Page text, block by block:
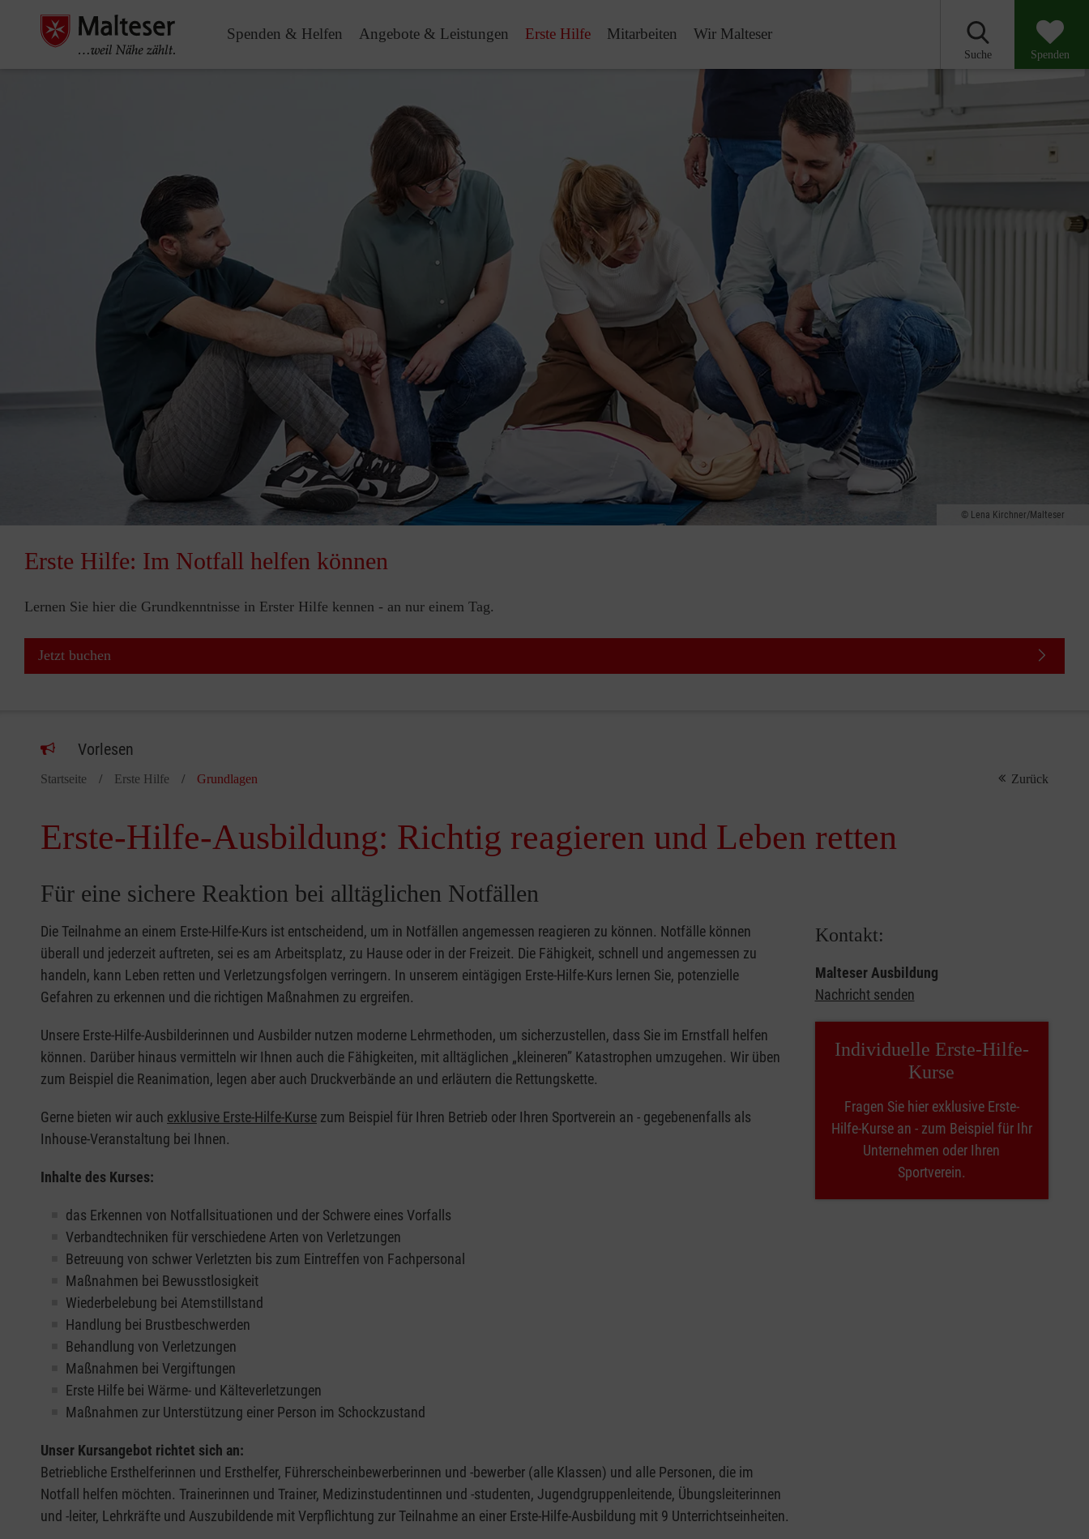
Spenden & Helfen Angebote & Leistungen Erste Hilfe Mitarbeiten Wir Malteser
Suche Spenden
Lena Kirchner/Malteser
Erste Hilfe: Im Notfall helfen können
Lernen Sie hier die Grundkenntnisse in Erster Hilfe kennen - an nur einem Tag.
Jetzt buchen
Vorlesen
Startseite Erste Hilfe Grundlagen Zurück
Erste-Hilfe-Ausbildung: Richtig reagieren und Leben retten
Für eine sichere Reaktion bei alltäglichen Notfällen
Die Teilnahme an einem Erste-Hilfe-Kurs ist entscheidend, um in Notfällen angemessen reagieren zu können. Notfälle können
überall und jederzeit auftreten, sei es am Arbeitsplatz, zu Hause oder in der Freizeit. Die Fähigkeit, schnell und angemessen zu
handeln, kann Leben retten und Verletzungsfolgen verringern. In unserem eintägigen Erste-Hilfe-Kurs lernen Sie, potenzielle
Gefahren zu erkennen und die richtigen Maßnahmen zu ergreifen.
Unsere Erste-Hilfe-Ausbilderinnen und Ausbilder nutzen moderne Lehrmethoden, um sicherzustellen, dass Sie im Ernstfall helfen
können. Darüber hinaus vermitteln wir Ihnen auch die Fähigkeiten, mit alltäglichen „kleineren” Katastrophen umzugehen. Wir üben
zum Beispiel die Reanimation, legen aber auch Druckverbände an und erläutern die Rettungskette.
Gerne bieten wir auch exklusive Erste-Hilfe-Kurse zum Beispiel für Ihren Betrieb oder Ihren Sportverein an - gegebenenfalls als
Inhouse-Veranstaltung bei Ihnen.
Inhalte des Kurses:
das Erkennen von Notfallsituationen und der Schwere eines Vorfalls
Verbandtechniken für verschiedene Arten von Verletzungen
Betreuung von schwer Verletzten bis zum Eintreffen von Fachpersonal
Maßnahmen bei Bewusstlosigkeit
Wiederbelebung bei Atemstillstand
Handlung bei Brustbeschwerden
Behandlung von Verletzungen
Maßnahmen bei Vergiftungen
Erste Hilfe bei Wärme- und Kälteverletzungen
Maßnahmen zur Unterstützung einer Person im Schockzustand
Unser Kursangebot richtet sich an:
Betriebliche Ersthelferinnen und Ersthelfer, Führerscheinbewerberinnen und -bewerber (alle Klassen) und alle Personen, die im
Notfall helfen möchten. Trainerinnen und Trainer, Medizinstudentinnen und -studenten, Jugendgruppenleitende, Übungsleiterinnen
und -leiter, Lehrkräfte und Auszubildende mit Verpflichtung zur Teilnahme an einer Erste-Hilfe-Ausbildung mit 9 Unterrichtseinheiten.
Kontakt:
Malteser Ausbildung
Nachricht senden
Individuelle Erste-Hilfe-
Kurse
Fragen Sie hier exklusive Erste-
Hilfe-Kurse an - zum Beispiel für Ihr
Unternehmen oder Ihren
Sportverein.